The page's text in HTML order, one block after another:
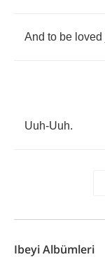
And to be loved
Uuh-Uuh.
Ibeyi Albümleri